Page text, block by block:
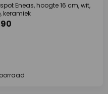
Eneas, hoogte 16 cm, wit,
keramiek